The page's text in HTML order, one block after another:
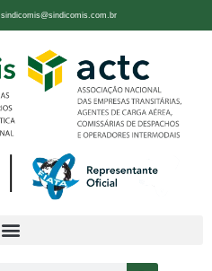
sindicomis@sindicomis.com.br